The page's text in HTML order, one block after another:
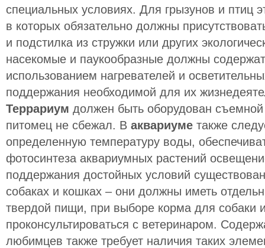
специальных условиях. Для грызунов и птиц
в которых обязательно должны
и подстилка из стружки или других
насекомые и паукообразные должны
использованием нагревателей и
поддержания необходимой для их
Террариум должен быть оборудован
питомец не сбежал. В аквариуме также
определенную температуру воды,
фотосинтеза аквариумных растений
поддержания достойных условий
собаках и кошках – они должны иметь
твердой пищи, при выборе корма для собаки
проконсультироваться с ветеринаром.
любимцев также требует наличия таких